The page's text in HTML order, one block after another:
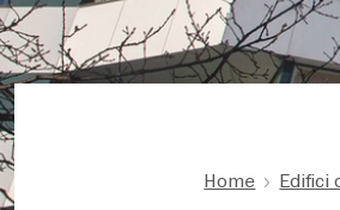
Home Edifici